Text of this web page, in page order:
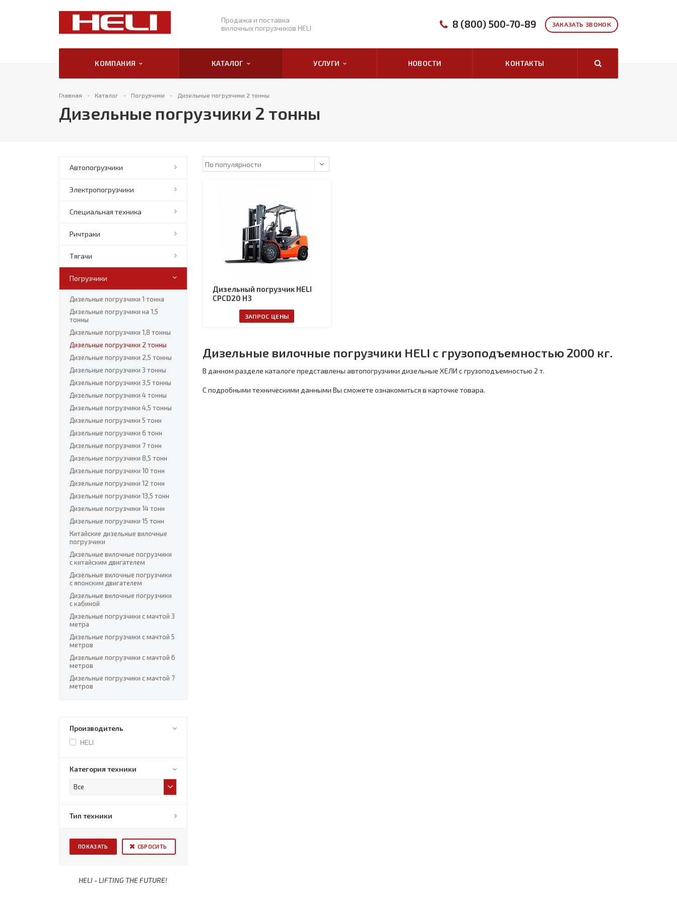
Продажа и поставка
вилочных погрузчиков HELI
ЗАКАЗАТЬ ЗВОНОК
8 (800) 500-70-89
КОМПАНИЯ КАТАЛОГ УСЛУГИ НОВОСТИ КОНТАКТЫ
Главная Каталог Погрузчики Дизельные погрузчики 2 тонны
Дизельные погрузчики 2 тонны
Автопогрузчики
Электропогрузчики
Специальная техника
Ричтраки
Тягачи
Погрузчики
Дизельные погрузчики 1 тонна
Дизельные погрузчики на 1,5
тонны
Дизельные погрузчики 1,8 тонны
Дизельные погрузчики 2 тонны
Дизельные погрузчики 2,5 тонны
Дизельные погрузчики 3 тонны
Дизельные погрузчики 3,5 тонны
Дизельные погрузчики 4 тонны
Дизельные погрузчики 4,5 тонны
Дизельные погрузчики 5 тонн
Дизельные погрузчики 6 тонн
Дизельные погрузчики 7 тонн
Дизельные погрузчики 8,5 тонн
Дизельные погрузчики 10 тонн
Дизельные погрузчики 12 тонн
Дизельные погрузчики 13,5 тонн
Дизельные погрузчики 14 тонн
Дизельные погрузчики 15 тонн
Китайские дизельные вилочные
погрузчики
Дизельные вилочные погрузчики
с китайским двигателем
Дизельные вилочные погрузчики
с японским двигателем
Дизельные вилочные погрузчики
с кабиной
Дизельные погрузчики с мачтой 3
метра
Дизельные погрузчики с мачтой 5
метров
Дизельные погрузчики с мачтой 6
метров
Дизельные погрузчики с мачтой 7
метров
Производитель
HELI
Категория техники
Все
Тип техники
СБРОСИТЬ
HELI - LIFTING THE FUTURE!
Дизельный погрузчик HELI
CPCD20 H3
ЗАПРОС ЦЕНЫ
Дизельные вилочные погрузчики HELI с грузоподъемностью 2000 кг.
В данном разделе каталоге представлены автопогрузчики дизельные ХЕЛИ с грузоподъемностью 2 т.
С подробными техническими данными Вы сможете ознакомиться в карточке товара.